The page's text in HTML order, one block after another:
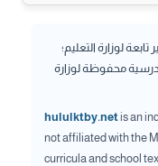
لوزارة التعليم؛
محفوظة لوزارة
hululktby.netis an
not affiliated with the
curricula and school